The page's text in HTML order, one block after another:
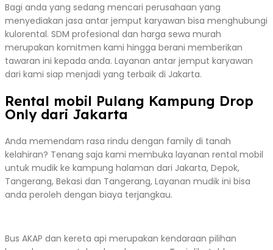
Bagi anda yang sedang mencari perusahaan yang
menyediakan jasa antar jemput karyawan bisa menghubungi
kulorental. SDM profesional dan harga sewa murah
merupakan komitmen kami hingga berani memberikan
tawaran ini kepada anda. Layanan antar jemput karyawan
dari kami siap menjadi yang terbaik di Jakarta.
Rental mobil Pulang Kampung Drop
Only dari Jakarta
Anda memendam rasa rindu dengan family di tanah
kelahiran? Tenang saja kami membuka layanan rental mobil
untuk mudik ke kampung halaman dari Jakarta, Depok,
Tangerang, Bekasi dan Tangerang, Layanan mudik ini bisa
anda peroleh dengan biaya terjangkau.
Bus AKAP dan kereta api merupakan kendaraan pilihan